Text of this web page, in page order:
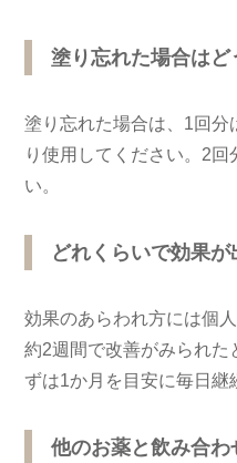
塗り忘れた場合はど
塗り忘れた場合は、1回分
り使用してください。2
い。
どれくらいで効果が
効果のあらわれ方には個
約2週間で改善がみられた
ずは1か月を目安に毎日継
他のお薬と飲み合わ